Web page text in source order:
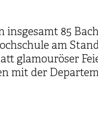
insgesamt 85
am
glamouröser
mit der